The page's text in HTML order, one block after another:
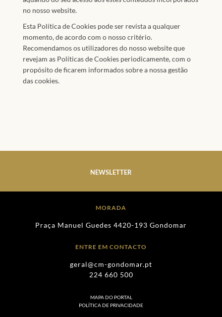
no nosso website.
Esta Política de Cookies pode ser revista a qualquer
momento, de acordo com o nosso critério.
Recomendamos os utilizadores do nosso website que
revejam as Políticas de Cookies periodicamente, com o
propósito de ficarem informados sobre a nossa gestão
das cookies.
NEWSLETTER
MORADA
Praça Manuel Guedes 4420-193 Gondomar
ENTRE EM CONTACTO
geral@cm-gondomar.pt
224 660 500
MAPA DO PORTAL
POLÍTICA DE PRIVACIDADE